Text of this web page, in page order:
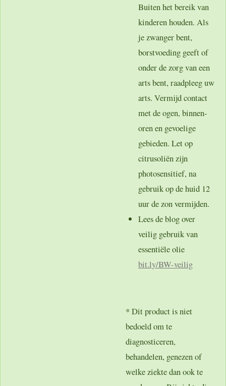
Buiten het bereik van
kinderen houden. Als
je zwanger bent,
borstvoeding geeft of
onder de zorg van een
arts bent, raadpleeg uw
arts. Vermijd contact
met de ogen, binnen-
oren en gevoelige
gebieden. Let op
citrusoliën zijn
photosensitief, na
gebruik op de huid 12
uur de zon vermijden.
Lees de blog over
veilig gebruik van
essentiële olie
bit.ly/BW-veilig
* Dit product is niet
bedoeld om te
diagnosticeren,
behandelen, genezen of
welke ziekte dan ook te